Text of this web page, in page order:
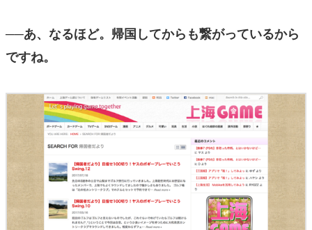
──あ、なるほど。帰国してからも繋がっているから
ですね。